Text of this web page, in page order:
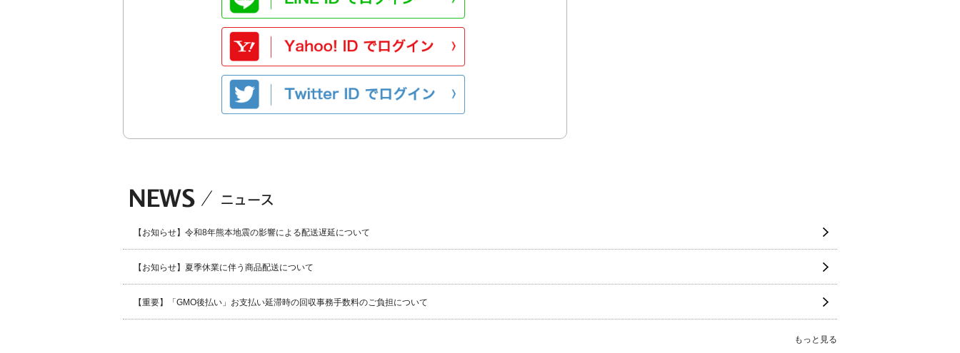
【お知らせ】令和8年熊本地震の影響による配送遅延について
【お知らせ】夏季休業に伴う商品配送について
【重要】「GMO後払い」お支払い延滞時の回収事務手数料のご負担について
もっと見る